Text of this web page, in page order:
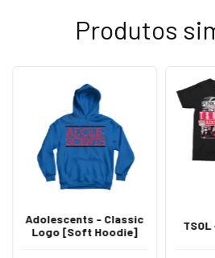
Produtos
Adolescents - Classic
Logo [Soft Hoodie]